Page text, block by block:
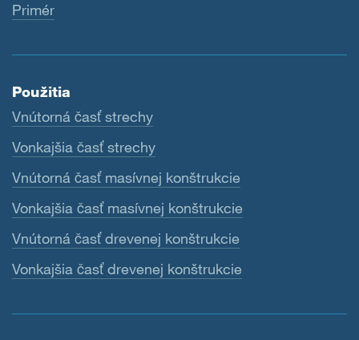
Primér
Použitia
Vnútorná časť strechy
Vonkajšia časť strechy
Vnútorná časť masívnej konštrukcie
Vonkajšia časť masívnej konštrukcie
Vnútorná časť drevenej konštrukcie
Vonkajšia časť drevenej konštrukcie